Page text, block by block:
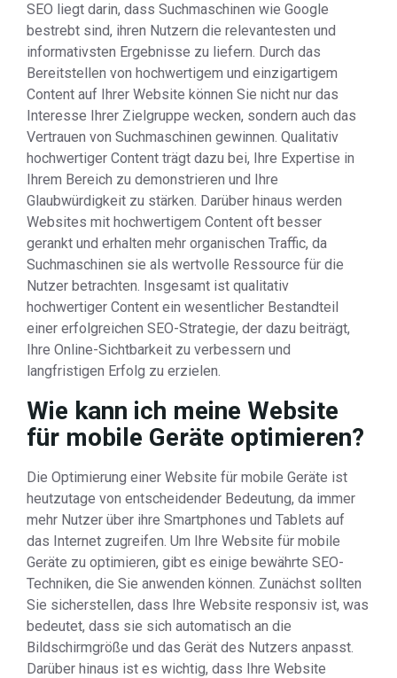
SEO liegt darin, dass Suchmaschinen wie Google
bestrebt sind, ihren Nutzern die relevantesten und
informativsten Ergebnisse zu liefern. Durch das
Bereitstellen von hochwertigem und einzigartigem
Content auf Ihrer Website können Sie nicht nur das
Interesse Ihrer Zielgruppe wecken, sondern auch das
Vertrauen von Suchmaschinen gewinnen. Qualitativ
hochwertiger Content trägt dazu bei, Ihre Expertise in
Ihrem Bereich zu demonstrieren und Ihre
Glaubwürdigkeit zu stärken. Darüber hinaus werden
Websites mit hochwertigem Content oft besser
gerankt und erhalten mehr organischen Traffic, da
Suchmaschinen sie als wertvolle Ressource für die
Nutzer betrachten. Insgesamt ist qualitativ
hochwertiger Content ein wesentlicher Bestandteil
einer erfolgreichen SEO-Strategie, der dazu beiträgt,
Ihre Online-Sichtbarkeit zu verbessern und
langfristigen Erfolg zu erzielen.
Wie kann ich meine Website
für mobile Geräte optimieren?
Die Optimierung einer Website für mobile Geräte ist
heutzutage von entscheidender Bedeutung, da immer
mehr Nutzer über ihre Smartphones und Tablets auf
das Internet zugreifen. Um Ihre Website für mobile
Geräte zu optimieren, gibt es einige bewährte SEO-
Techniken, die Sie anwenden können. Zunächst sollten
Sie sicherstellen, dass Ihre Website responsiv ist, was
bedeutet, dass sie sich automatisch an die
Bildschirmgröße und das Gerät des Nutzers anpasst.
Darüber hinaus ist es wichtig, dass Ihre Website